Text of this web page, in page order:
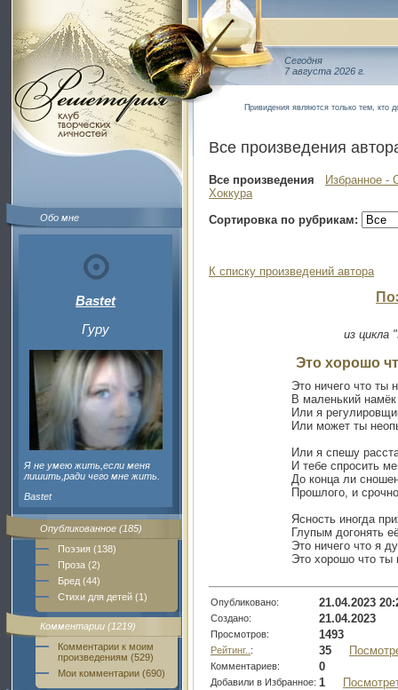
Обо мне
Bastet
Гуру
Я не умею жить,если меня
лишить,ради чего мне жить.
Bastet
Опубликованное (185)
Поэзия (138)
Проза (2)
Бред (44)
Стихи для детей (1)
Комментарии (1219)
Комментарии к моим
произведениям (529)
Мои комментарии (690)
Сегодня
7 августа 2026 г.
Привидения являются только тем, кто
Все произведения
Все произведения
Избранное -
Хоккура
Сортировка по рубрикам:
К списку произведений автора
из цикла
Это хорошо
Это ничего что ты
В маленький
Или я
Или может ты
Или я спешу
И тебе спросить
До конца ли
Прошлого, и
Ясность иногда
Глупым догонять
Это ничего что я
Это хорошо что ты
Опубликовано: 21.04.2023
Создано: 21.04.2023
Просмотров: 1493
Рейтинг.. : 35
Комментариев: 0
Добавили в Избранное: 1